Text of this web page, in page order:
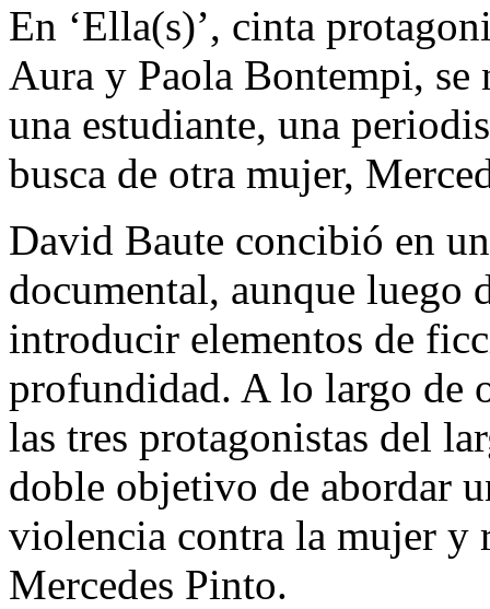
En ‘Ella(s)’, cinta
Aura y Paola Bontempi, se
una estudiante, una
busca de otra mujer,
David Baute concibió en
documental, aunque luego
introducir elementos de
profundidad. A lo largo de
las tres protagonistas del
doble objetivo de abordar
violencia contra la mujer y
Mercedes Pinto.